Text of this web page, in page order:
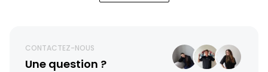
CONTACTEZ-NOUS
Une question ?